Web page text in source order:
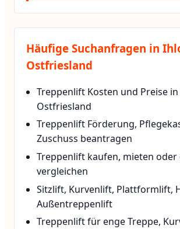
Häufige Suchanfragen in
Ostfriesland
Treppenlift Kosten und Preise
Ostfriesland
Treppenlift Förderung,
Zuschuss beantragen
Treppenlift kaufen, mieten
vergleichen
Sitzlift, Kurvenlift, Plattformlift,
Außentreppenlift
Treppenlift für enge Treppe,